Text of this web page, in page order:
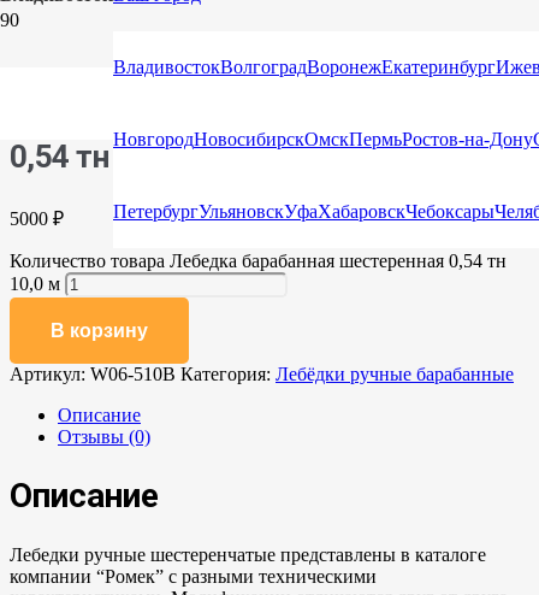
ВладивостокВолгоградВоронежЕкатеринбург
НовгородНовосибирскОмскПермьРостов-на-Дону
ПетербургУльяновскУфаХабаровскЧебоксары
барабанная шестеренная 0,54 тн 10,0 м
0,54 тн 10,0 м
5000 ₽
Количество товара Лебедка барабанная шестеренная 0,54 тн
10,0 м
В корзину
Артикул: W06-510B Категория: Лебёдки ручные барабанные
Описание
Отзывы (0)
Описание
Лебедки ручные шестеренчатые представлены в каталоге
компании “Ромек” с разными техническими